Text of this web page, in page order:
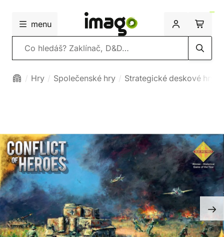
menu
Vyhledávání
Hry Společenské hry Strategické deskové hry